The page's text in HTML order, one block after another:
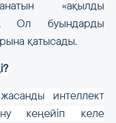
«ақылды
Ол буындарды
қатысады.
интеллект
кеңейіп келе